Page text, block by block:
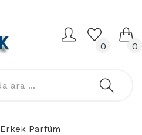
0 0
Erkek Parfüm